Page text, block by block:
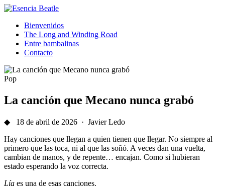
Bienvenidos
The Long and Winding Road
Entre bambalinas
Contacto
Pop
La canción que Mecano nunca grabó
◆ 18 de abril de 2026 · Javier Ledo
Hay canciones que llegan a quien tienen que llegar. No siempre al
primero que las toca, ni al que las soñó. A veces dan una vuelta,
cambian de manos, y de repente… encajan. Como si hubieran
estado esperando la voz correcta.
Lía es una de esas canciones.